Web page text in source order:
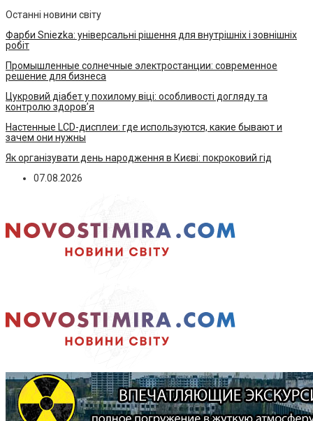
Останні новини світу
Фарби Sniezka: універсальні рішення для внутрішніх і зовнішніх
робіт
Промышленные солнечные электростанции: современное
решение для бизнеса
Цукровий діабет у похилому віці: особливості догляду та
контролю здоров’я
Настенные LCD-дисплеи: где используются, какие бывают и
зачем они нужны
Як організувати день народження в Києві: покроковий гід
07.08.2026